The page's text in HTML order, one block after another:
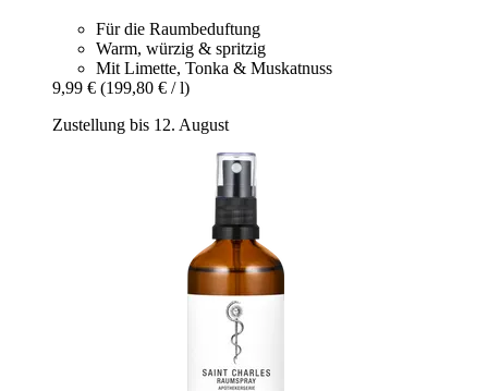
Für die Raumbeduftung
Warm, würzig & spritzig
Mit Limette, Tonka & Muskatnuss
9,99 € (199,80 € / l)
Zustellung bis 12. August